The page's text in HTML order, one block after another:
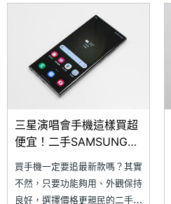
的 S Pen，適合手寫、遙控拍照
用途，更配備 10 倍光學長焦鏡
頭，堪稱在演唱會與遠距拍攝的
最佳夥伴。​究竟
三星演唱會手機這樣買超
便宜！二手SAMSUNG
S23 Ultra通路價格一次
看懂(2025.10)
買手機一定要追最新款嗎？其實
不然，只要功能夠用、外觀保持
良好，選擇價格更親民的二手